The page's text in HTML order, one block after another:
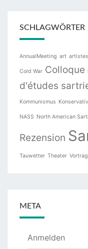
SCHLAGWÖRTER
AnnualMeeting art artistes
Cold War Colloque
d'études
Kommunismus
NASS North American
Rezension
Tauwetter Theater Vortrag
META
Anmelden